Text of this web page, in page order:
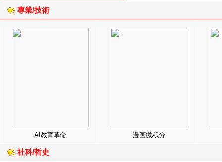
專業/技術
AI教育革命 漫画微积分
社科/哲史